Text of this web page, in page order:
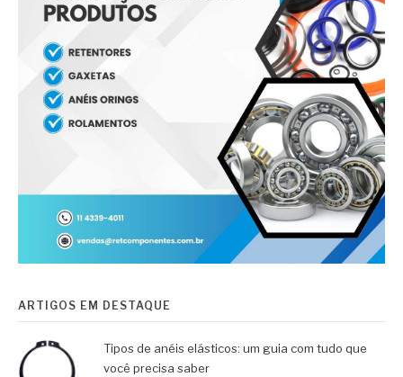
ARTIGOS EM DESTAQUE
Tipos de anéis elásticos: um guia com tudo que
você precisa saber